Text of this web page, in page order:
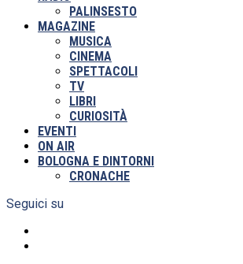
PALINSESTO
MAGAZINE
MUSICA
CINEMA
SPETTACOLI
TV
LIBRI
CURIOSITÀ
EVENTI
ON AIR
BOLOGNA E DINTORNI
CRONACHE
Seguici su